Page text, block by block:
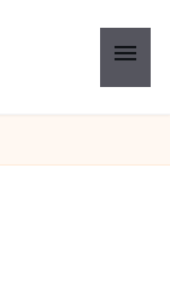
menu